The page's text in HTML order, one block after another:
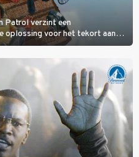
Patrol verzint een
oplossing voor het tekort aan